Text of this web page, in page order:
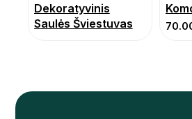
Dekoratyvinis
Saulės Šviestuvas